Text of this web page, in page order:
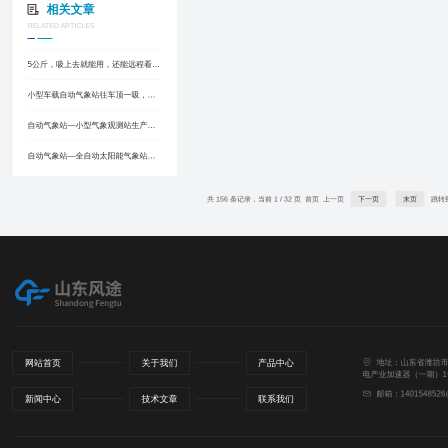
相关文章
RELATED ARTICLES
5公斤，吸上去就能用，还能远程看视频——车载小型气象站进化到这一步了？
小型车载自动气象站往车顶一吸，风速风向温湿度气压全有了，还自带仨摄像头
自动气象站—小型气象观测站生产厂商哪家好@风途科技，售后专业滴很！
自动气象站—全自动太阳能气象站，实时监控气象数据2025全+境+派+送
共 156 条记录，当前 1 / 32 页 首页 上一页 下一页 末页 跳转
网站首页 关于我们 产品中心
新闻中心 技术文章 联系我们
地址：山东省潍坊
电产业加速器（一期）
邮箱：